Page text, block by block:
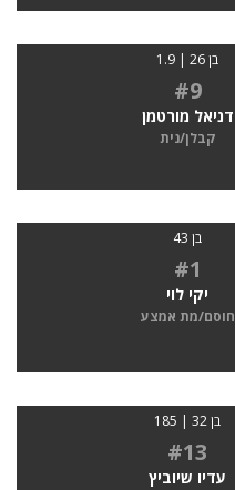
בן 26 | 1.9
#9
דניאל מורטמן
קבלן/נית
בן 43
#1
יקי לוי
חוסם/מת אמצע
בן 32 | 185
#13
עדיו שיוביץ